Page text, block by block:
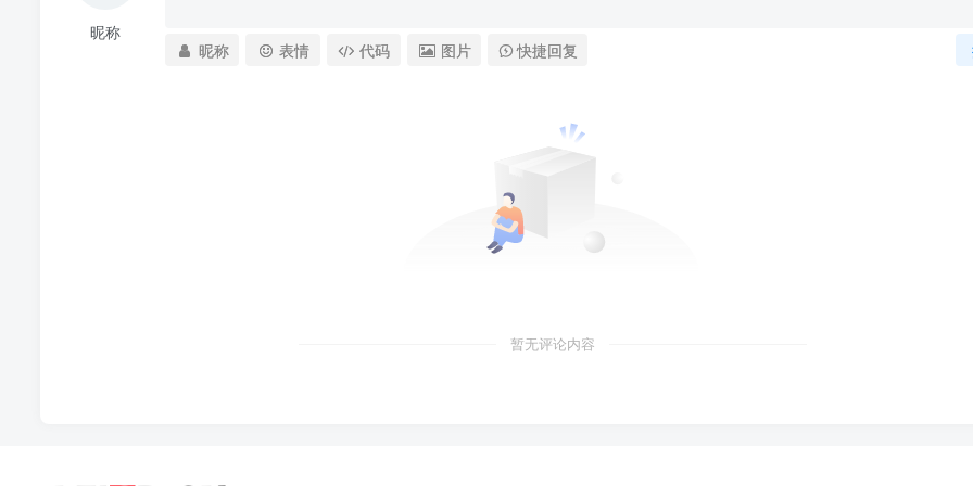
昵称
昵称 表情 代码 图片 快捷回复
暂无评论内容